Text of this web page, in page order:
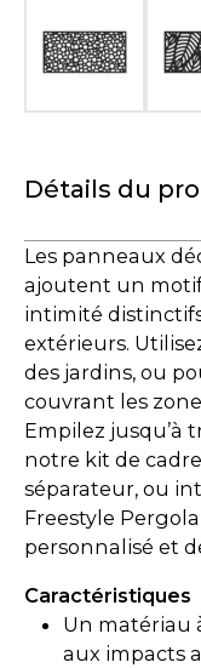
Détails du
Les panneaux
ajoutent un
intimité
extérieurs.
des jardins, ou
couvrant les
Empilez jusqu’à
notre kit de
séparateur, ou
Freestyle
personnalisé et
Caractéristiques
Un matériau
aux impacts